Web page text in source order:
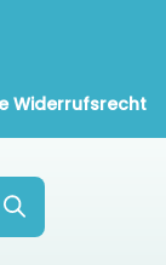
Widerrufsrecht